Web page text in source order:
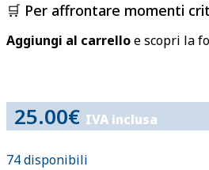
🛒 Per affrontare momenti
Aggiungi al carrelloe scopri la
25.00€ IVA inclusa
74 disponibili